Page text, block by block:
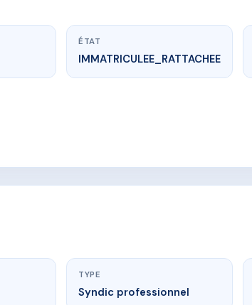
ÉTAT
IMMATRICULEE_RATTACHEE
TYPE
Syndic professionnel